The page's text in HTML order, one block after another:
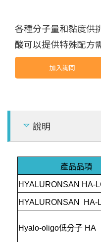
各種分子量和黏度供
酸可以提供特殊配方
加入詢問
說明
產品品項
HYALURONSAN HA-
HYALURONSAN HA-
Hyalo-oligo低分子 HA